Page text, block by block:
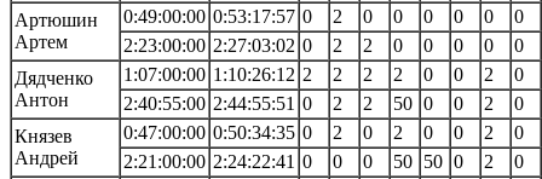
Артюшин
Артем
0:49:00:00 0:53:17:57 0 2 0 0 0 0 0
0
2:23:00:00 2:27:03:02 0 2 2 0 0 0 0
0
Дядченко
Антон
1:07:00:00 1:10:26:12 2 2 2 2 0 0 2
0
2:40:55:00 2:44:55:51 0 2 2 50 0 0 2
0
Князев
Андрей
0:47:00:00 0:50:34:35 0 2 0 2 0 0 2
0
2:21:00:00 2:24:22:41 0 0 0 50 50 0 2
0